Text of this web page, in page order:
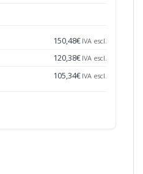
150,48€ IVA escl.
120,38€ IVA escl.
105,34€ IVA escl.